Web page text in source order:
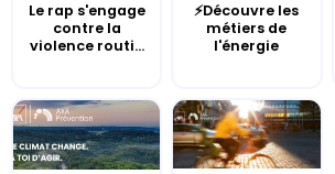
Le rap s'engage
contre la
violence routi...
⚡Découvre les
métiers de
l'énergie